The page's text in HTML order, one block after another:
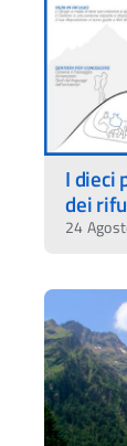
I dieci
dei
24